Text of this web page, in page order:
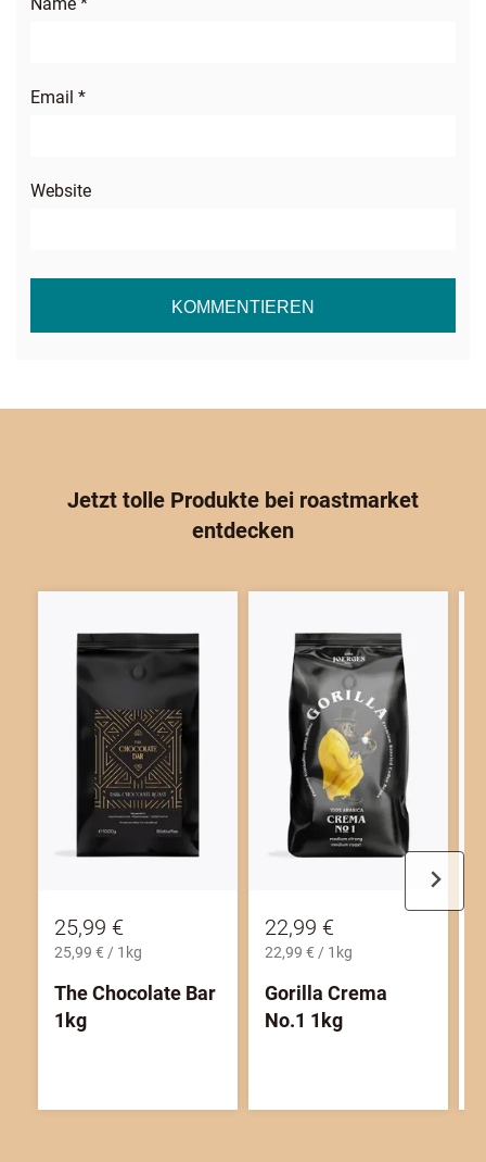
Email *
Website
Jetzt tolle Produkte bei roastmarket
entdecken
25,99 €
25,99 € / 1kg
The Chocolate Bar
1kg
22,99 €
22,99 € / 1kg
Gorilla Crema
No.1 1kg